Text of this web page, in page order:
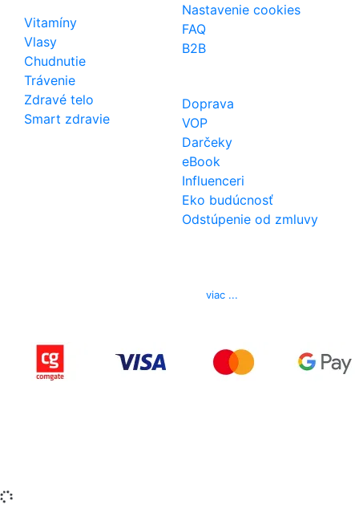
Vitamíny
Vlasy
Chudnutie
Trávenie
Zdravé telo
Smart zdravie
Nastavenie cookies
FAQ
B2B
Doprava
VOP
Darčeky
eBook
Influenceri
Eko budúcnosť
Odstúpenie od zmluvy
viac ...